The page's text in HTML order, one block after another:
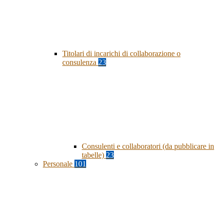
Titolari di incarichi di collaborazione o
consulenza 23
Consulenti e collaboratori (da pubblicare in
tabelle) 23
Personale 101